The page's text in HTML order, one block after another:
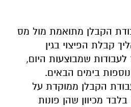
הקבלן מתואמת מול מס
קבלת הפיצוי בגין
שמבוצעות היום,
בימים הבאים.
הקבלן ממוקדת על
בלבד מכיוון שהן פונות